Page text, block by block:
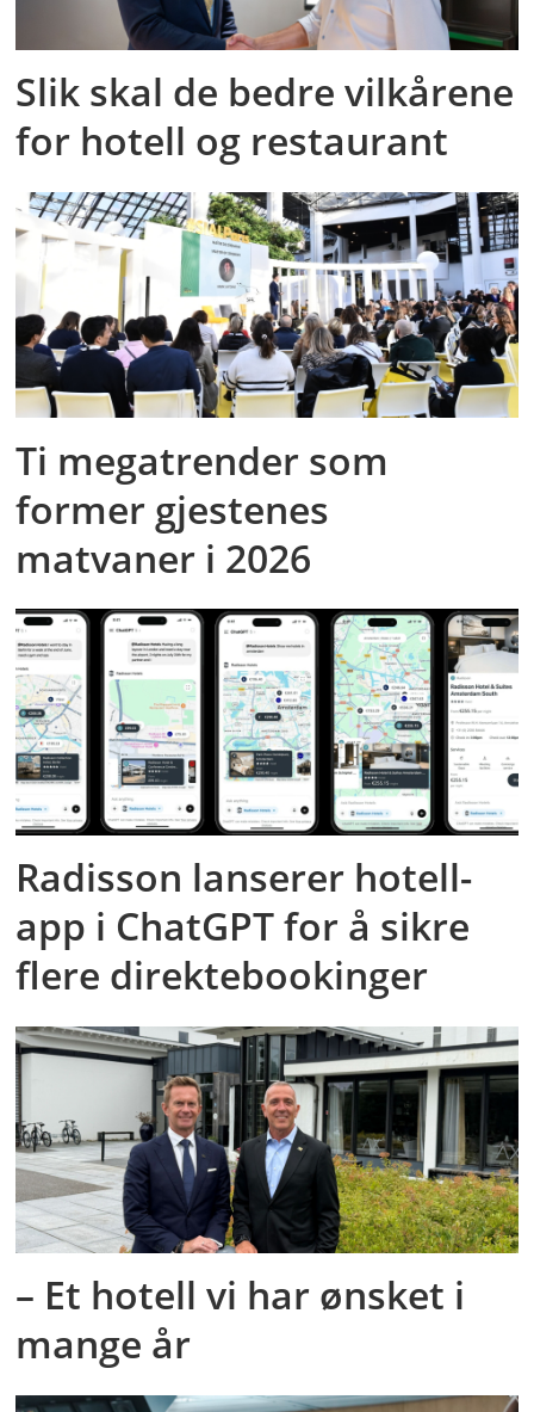
Slik skal de bedre vilkårene
for hotell og restaurant
Ti megatrender som
former gjestenes
matvaner i 2026
Radisson lanserer hotell-
app i ChatGPT for å sikre
flere direktebookinger
– Et hotell vi har ønsket i
mange år